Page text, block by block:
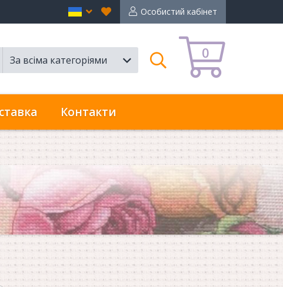
Особистий кабінет
Вибране
en
0
За всіма категоріями
Пошук
Контакти